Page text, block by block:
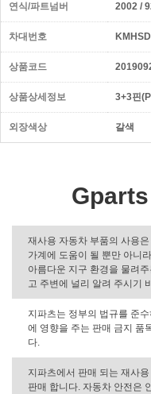
연식/파트넘버 2002 /
차대번호
상품코드
상품상세정보 3+3핀
외장색상 갈색
재사용 자동차 부품의 사용
가계에 도움이 될 뿐만 아니
아름다운 지구 환경을 물려
고 주변에 널리 알려 주시기
지파츠는 정부의 법규를 준
에 영향을 주는 판매 금지 품
다.
지파츠에서 판매 되는 재사
판매 합니다. 자동차 안전은